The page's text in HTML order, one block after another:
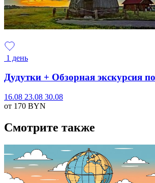
1 день
Дудутки + Обзорная экскурсия
16.08 23.08 30.08
от 170 BYN
Смотрите также